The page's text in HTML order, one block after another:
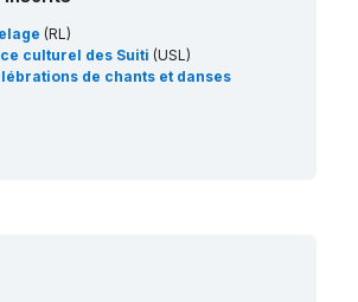
(RL)
culturel des Suiti (USL)
de chants et danses